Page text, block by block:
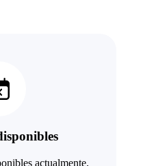
actualmente.